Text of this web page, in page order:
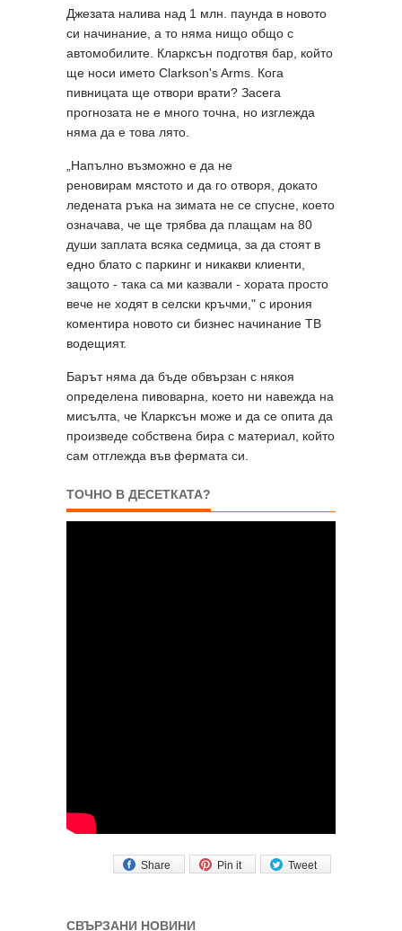
Джезата налива над 1 млн. паунда в новото
си начинание, а то няма нищо общо с
автомобилите. Кларксън подготвя бар, който
ще носи името Clarkson's Arms. Кога
пивницата ще отвори врати? Засега
прогнозата не е много точна, но изглежда
няма да е това лято.
„Напълно възможно е да не
реновирам мястото и да го отворя, докато
ледената ръка на зимата не се спусне, което
означава, че ще трябва да плащам на 80
души заплата всяка седмица, за да стоят в
едно блато с паркинг и никакви клиенти,
защото - така са ми казвали - хората просто
вече не ходят в селски кръчми," с ирония
коментира новото си бизнес начинание ТВ
водещият.
Барът няма да бъде обвързан с някоя
определена пивоварна, което ни навежда на
мисълта, че Кларксън може и да се опита да
произведе собствена бира с материал, който
сам отглежда във фермата си.
ТОЧНО В ДЕСЕТКАТА?
Tweet
Pin it
Share
СВЪРЗАНИ НОВИНИ